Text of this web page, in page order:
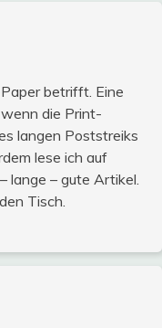
betrifft. Eine
die Print-
langen Poststreiks
lese ich auf
lange – gute Artikel.
Tisch.